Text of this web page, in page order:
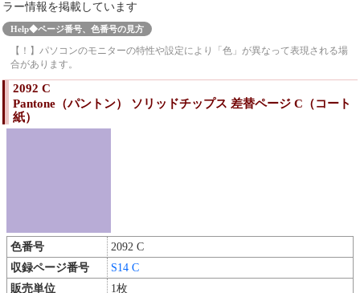
ラー情報を掲載しています
Help◆ページ番号、色番号の見方
【！】パソコンのモニターの特性や設定により「色」が異なって表現される場
合があります。
2092 C
Pantone（パントン） ソリッドチップス 差替ページ C（コート
紙）
色番号
2092 C
収録ページ番号
S14 C
販売単位
1枚